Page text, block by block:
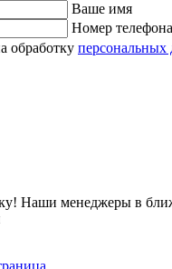
Ваше имя
Номер телефона
обработку персональных
Наши менеджеры в